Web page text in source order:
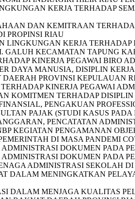
KERJA TERHADAP
DAN KEMITRAAN
PROPINSI RIAU
LINGKUNGAN KERJA
GALUH KECAMATAN TAPUNG
KINERJA PEGAWAI BIRO
DAYA MANUSIA, DISIPLIN
DAERAH PROVINSI KEPULAUAN
KINERJA PEGAWAI
KOMITMEN TERHADAP
PENGAKUAN
PAJAK (STUDI KASUS
PENCATATAN
KEGIATAN PENGAMANAN
DI MASA PANDEMI
DOKUMEN PADA
DOKUMEN PADA
ADMINISTRASI SEKOLAH
DALAM MENINGKATKAN
DALAM MENJAGA KUALITAS